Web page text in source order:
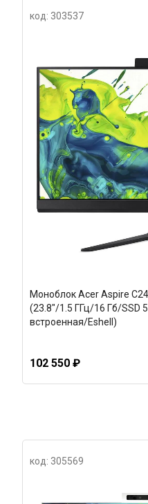
код: 303537
Моноблок Acer Aspire
(23.8"/1.5 ГГц/16 Гб/SSD
встроенная/Eshell)
102 550 ₽
код: 305569